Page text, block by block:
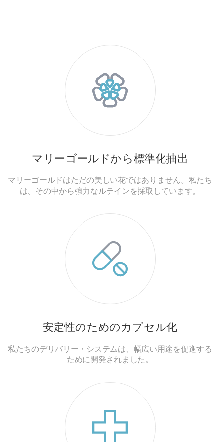
マリーゴールドから標準化抽出
マリーゴールドはただの美しい花ではありません。私たち
は、その中から強力なルテインを採取しています。
安定性のためのカプセル化
私たちのデリバリー・システムは、幅広い用途を促進する
ために開発されました。